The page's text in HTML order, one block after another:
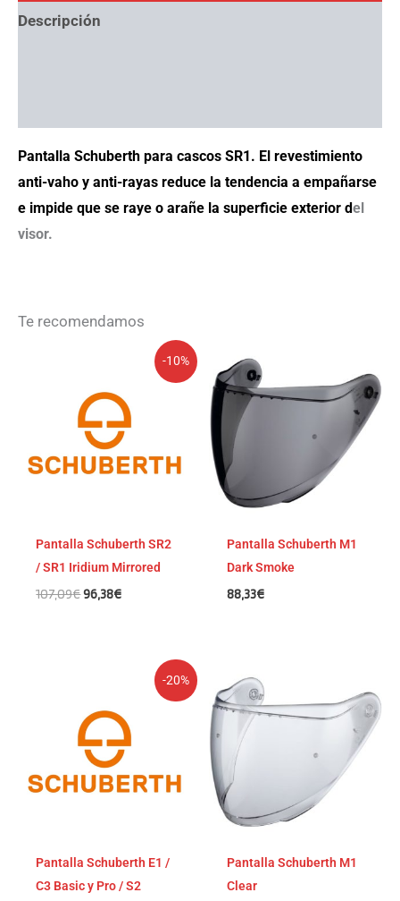
Descripción
Pantalla Schuberth para cascos SR1. El revestimiento
anti-vaho y anti-rayas reduce la tendencia a empañarse
e impide que se raye o arañe la superficie exterior del
visor.
Te recomendamos
-10%
Pantalla Schuberth SR2
/ SR1 Iridium Mirrored
107,09€
original
era:
107,09€.
96,38€
precio
es:
96,38€.
Pantalla Schuberth M1
Dark Smoke
88,33€
-20%
Pantalla Schuberth E1 /
C3 Basic y Pro / S2
original
era:
69,58€.
es:
55,66€.
Pantalla Schuberth M1
Clear